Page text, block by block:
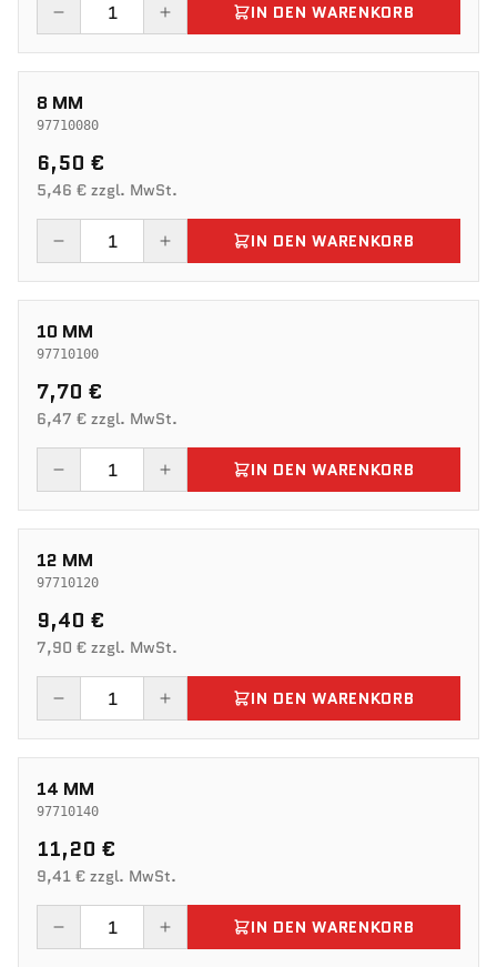
IN DEN WARENKORB
8 MM
97710080
6,50 €
5,46 € zzgl. MwSt.
IN DEN WARENKORB
10 MM
97710100
7,70 €
6,47 € zzgl. MwSt.
IN DEN WARENKORB
12 MM
97710120
9,40 €
7,90 € zzgl. MwSt.
IN DEN WARENKORB
14 MM
97710140
11,20 €
9,41 € zzgl. MwSt.
IN DEN WARENKORB